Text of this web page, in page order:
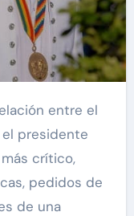
presidente
crítico,
pedidos de
de una